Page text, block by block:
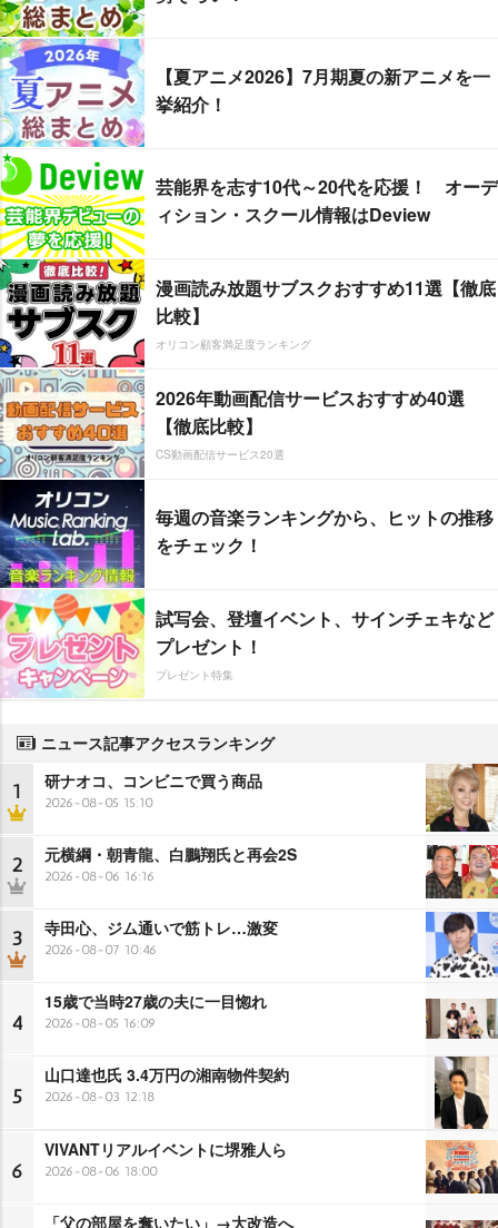
【夏アニメ2026】7月期夏の新アニメを一
挙紹介！
芸能界を志す10代～20代を応援！ オーデ
ィション・スクール情報はDeview
漫画読み放題サブスクおすすめ11選【徹底
比較】
オリコン顧客満足度ランキング
2026年動画配信サービスおすすめ40選
【徹底比較】
CS動画配信サービス20選
毎週の音楽ランキングから、ヒットの推移
をチェック！
試写会、登壇イベント、サインチェキなど
プレゼント！
プレゼント特集
ニュース記事アクセスランキング
1 研ナオコ、コンビニで買う商品
2026-08-05 15:10
2 元横綱・朝青龍、白鵬翔氏と再会2S
2026-08-06 16:16
3 寺田心、ジム通いで筋トレ…激変
2026-08-07 10:46
4
15歳で当時27歳の夫に一目惚れ
2026-08-05 16:09
5
山口達也氏 3.4万円の湘南物件契約
2026-08-03 12:18
6
VIVANTリアルイベントに堺雅人ら
2026-08-06 18:00
「父の部屋を奪いたい」→大改造へ